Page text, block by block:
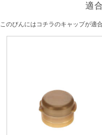
適
このびんにはコチラのキャップが適合